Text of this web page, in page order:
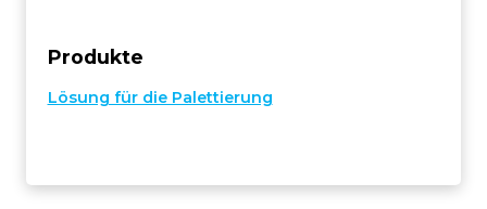
Produkte
Lösung für die Palettierung